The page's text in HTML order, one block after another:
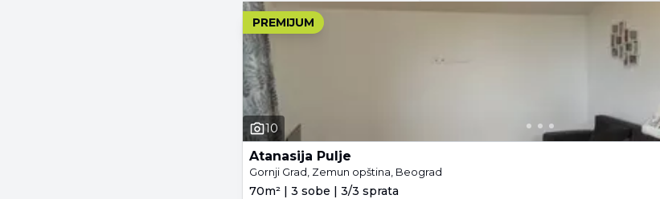
PREMIJUM
10
Atanasija Pulje
Gornji Grad, Zemun opština, Beograd
70m² | 3 sobe | 3/3 sprata